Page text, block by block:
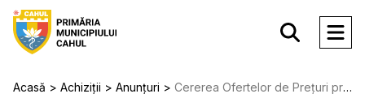
Acasă Achiziții Anunțuri Cererea Ofertelor de Prețuri privind achiziționarea legumelor pentru grădinițele de copii din or. Cahul